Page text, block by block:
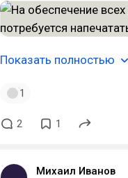
Показать полностью
1
2 1
Михаил Иванов